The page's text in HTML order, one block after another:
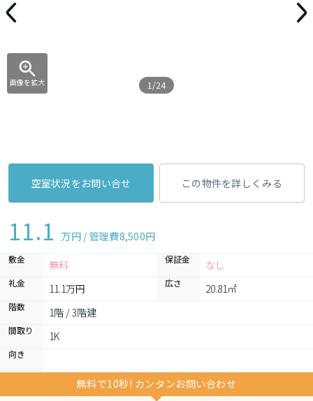
画像を拡大 1/24
空室状況をお問い合せ この物件を詳しくみる
11.1 万円 / 管理費8,500円
敷金 無料 保証金 なし
礼金 11.1万円 広さ 20.81㎡
階数 1階 / 3階建
間取り 1K
向き
無料で10秒! カンタンお問い合わせ